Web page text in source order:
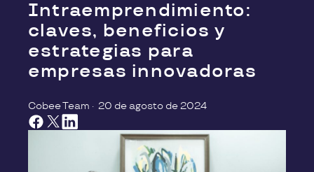
Intraemprendimiento:
claves, beneficios y
estrategias para
empresas innovadoras
Cobee Team · 20 de agosto de 2024